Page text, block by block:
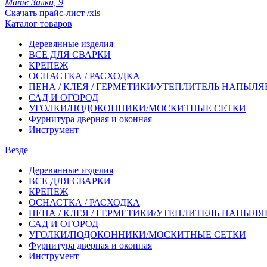
Скачать прайс-лист /xls
Каталог товаров
Деревянные изделия
ВСЕ ДЛЯ СВАРКИ
КРЕПЕЖ
ОСНАСТКА / РАСХОДКА
ПЕНА / КЛЕЯ / ГЕРМЕТИКИ/УТЕПЛИТЕЛЬ
САД И ОГОРОД
УГОЛКИ/ПОДОКОННИКИ/МОСКИТНЫЕ СЕТКИ
Фурнитура дверная и оконная
Инструмент
Везде
Деревянные изделия
ВСЕ ДЛЯ СВАРКИ
КРЕПЕЖ
ОСНАСТКА / РАСХОДКА
ПЕНА / КЛЕЯ / ГЕРМЕТИКИ/УТЕПЛИТЕЛЬ
САД И ОГОРОД
УГОЛКИ/ПОДОКОННИКИ/МОСКИТНЫЕ СЕТКИ
Фурнитура дверная и оконная
Инструмент